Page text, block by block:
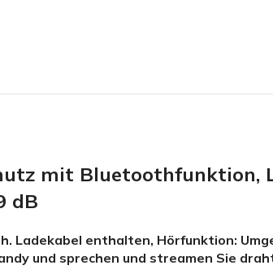
mit
dB
enthalten, Hörfunktion:
und sprechen und streamen Sie